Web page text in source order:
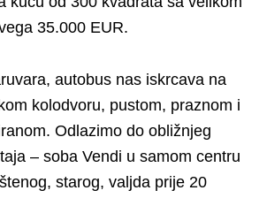
35.000 EUR.
autobus nas iskrcava na
kolodvoru, pustom, praznom i
Odlazimo do obližnjeg
– soba Vendi u samom centru
starog, valjda prije 20